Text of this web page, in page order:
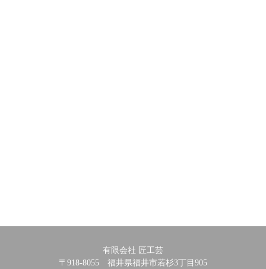
有限会社 匠工芸
〒918-8055 福井県福井市若杉3丁目905